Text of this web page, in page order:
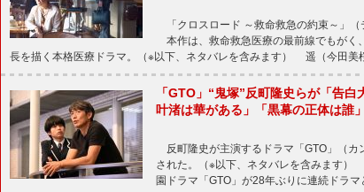
「クロスロード ～救命救急の約束～」（
本作は、救命救急医療の最前線でもがく
長を描く本格医療ドラマ。（※以下、ネタバレを含みます） 遥（今田美
「GTO」“鬼塚”反町隆史らが「告
叶渚は華がある」「黒幕の正体は誰」
反町隆史が主演するドラマ「GTO」（カ
された。（※以下、ネタバレを含みます
園ドラマ「GTO」が28年ぶりに連続ドラ